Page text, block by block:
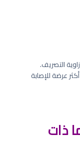
التصريف.
عرضة للإصابة
ذات